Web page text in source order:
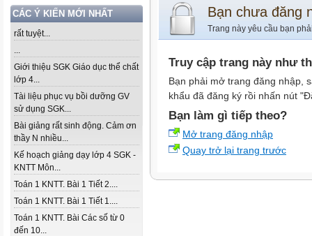
CÁC Ý KIẾN MỚI NHẤT
rất tuyệt...
...
Giới thiệu SGK Giáo dục thể chất
lớp 4...
Tài liệu phục vụ bồi dưỡng GV
sử dụng SGK...
Bài giảng rất sinh động. Cảm ơn
thầy N nhiều...
Kế hoạch giảng dạy lớp 4 SGK -
KNTT Môn...
Toán 1 KNTT. Bài 1 Tiết 2....
Toán 1 KNTT. Bài 1 Tiết 1....
Toán 1 KNTT. Bài Các số từ 0
đến 10...
Bạn chưa đăng
Trang này yêu cầu bạn
Truy cập trang này như
Bạn phải mở trang đăng nhập,
khẩu đã đăng ký rồi nhấn nút
Bạn làm gì tiếp theo?
Mở trang đăng nhập
Quay trở lại trang trước